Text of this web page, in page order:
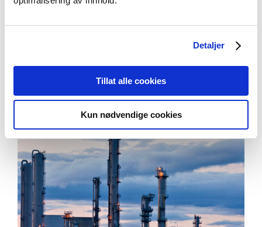
Detaljer
Tillat alle cookies
Kun nødvendige cookies
Relaterte artikler Se alle artikler